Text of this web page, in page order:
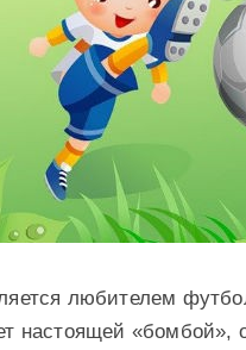
любителем
настоящей «бомбой»,